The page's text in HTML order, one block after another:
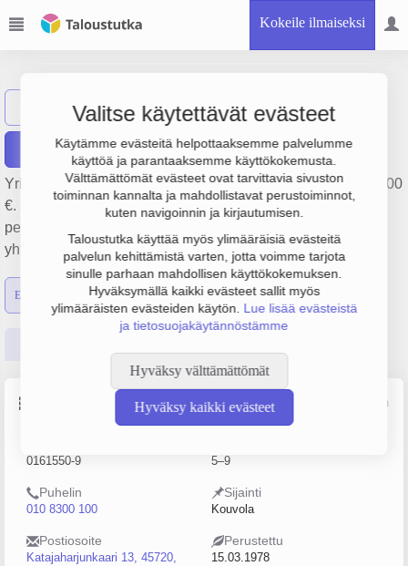
Kokeile ilmaiseksi
Valitse käytettävät evästeet
Käytämme evästeitä helpottaaksemme palvelumme
käyttöä ja parantaaksemme käyttökokemusta.
Välttämättömät evästeet ovat tarvittavia sivuston
toiminnan kannalta ja mahdollistavat perustoiminnot,
kuten navigoinnin ja kirjautumisen.
Taloustutka käyttää myös ylimääräisiä evästeitä
palvelun kehittämistä varten, jotta voimme tarjota
sinulle parhaan mahdollisen käyttökokemuksen.
Hyväksymällä kaikki evästeet sallit myös
ylimääräisten evästeiden käytön. Lue lisää evästeistä
ja tietosuojakäytännöstämme
Hyväksy välttämättömät
Hyväksy kaikki evästeet
Näytä haku N Neonteos Oy
Raportit
Yrityksen Neonteos Oy liikevaihto on 1.1 milj. € ja tulos -8 000
€. Sen päätoimiala on Valaistuslaitteiden valmistus,
perustamisvuosi 1978 ja sijainti Kouvola. Yrityksen
yhtiömuoto Osakeyhtiö (OY).
Emon luvut Konsernin luvut
Lähde: YTJ, PRH, Traficom
0161550-9 5–9
Puhelin
010 8300 100
Sijainti
Kouvola
Postiosoite
Katajaharjunkaari 13, 45720,
Perustettu
15.03.1978